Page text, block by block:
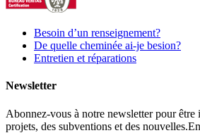
Besoin d’un renseignement?
De quelle cheminée ai-je besion?
Entretien et réparations
Newsletter
Abonnez-vous à notre newsletter pour être
projets, des subventions et des nouvelles.